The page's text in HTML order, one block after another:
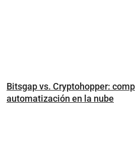
Bitsgap vs. Cryptohopper:
automatización en la nube